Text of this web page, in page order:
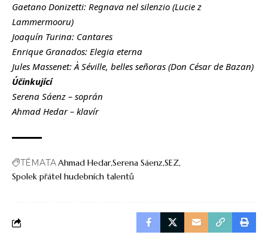
Gaetano Donizetti: Regnava nel silenzio (Lucie z
Lammermooru)
Joaquín Turina: Cantares
Enrique Granados: Elegia eterna
Jules Massenet: À Séville, belles señoras (Don César de Bazan)
Účinkující
Serena Sáenz – soprán
Ahmad Hedar – klavír
TÉMATAAhmad HedarSerena Sáenz SEZ
Spolek přátel hudebních talentů